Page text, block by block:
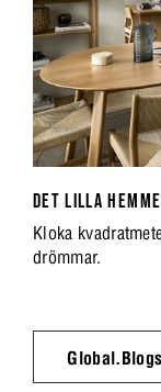
DET LILLA
Kloka
drömmar.